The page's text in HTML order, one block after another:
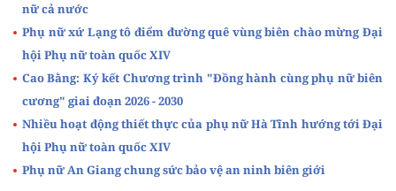
nữ cả nước
Phụ nữ xứ Lạng tô điểm đường quê vùng biên chào mừng Đại
hội Phụ nữ toàn quốc XIV
Cao Bằng: Ký kết Chương trình "Đồng hành cùng phụ nữ biên
cương" giai đoạn 2026 - 2030
Nhiều hoạt động thiết thực của phụ nữ Hà Tĩnh hướng tới Đại
hội Phụ nữ toàn quốc XIV
Phụ nữ An Giang chung sức bảo vệ an ninh biên giới